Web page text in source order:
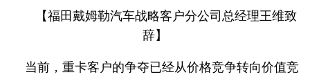
【福田戴姆勒汽车战略客户分公司总经理王维致
辞】
当前，重卡客户的争夺已经从价格竞争转向价值竞